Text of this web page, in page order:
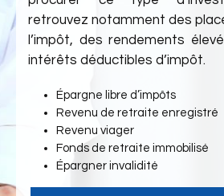
retrouvez notamment des
l’impôt, des rendements
intérêts déductibles d’impôt.
Épargne libre d’impôts
Revenu de retraite enregistré
Revenu viager
Fonds de retraite immobilisé
Épargner invalidité